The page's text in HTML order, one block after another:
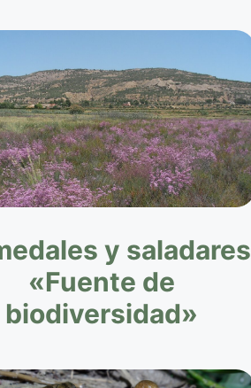
y saladares
«Fuente de
biodiversidad»